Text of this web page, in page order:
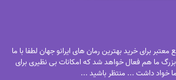
برای خرید بهترین رمان های ایرانو جهان لطفا با ما
ما هم فعال خواهد شد که امکانات بی نظیری برای
خواد داشت ... منتظر باشید ...